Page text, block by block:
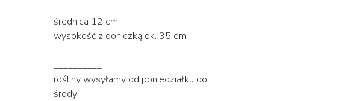
średnica 12 cm
wysokość z doniczką ok. 35 cm
__________
rośliny wysyłamy od poniedziałku do
środy